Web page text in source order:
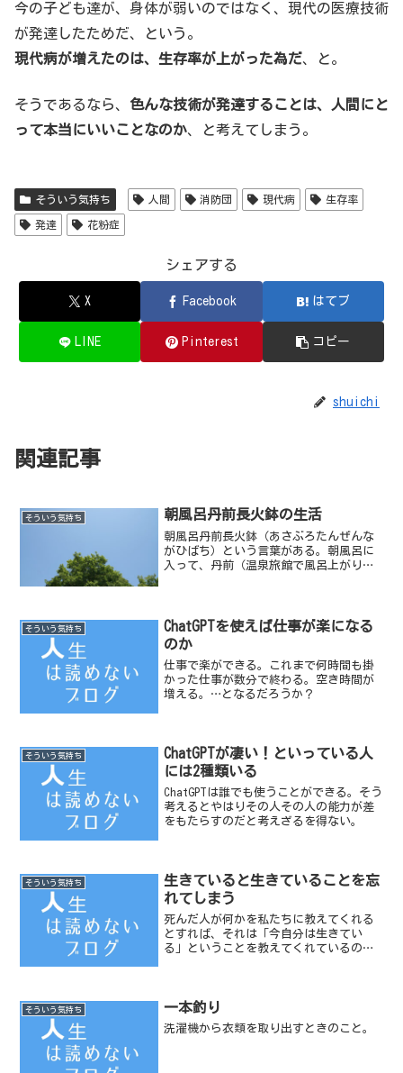
今の子ども達が、身体が弱いのではなく、現代の医療技術
が発達したためだ、という。
現代病が増えたのは、生存率が上がった為だ、と。
そうであるなら、 色んな技術が発達することは、人間にと
って本当にいいことなのか、と考えてしまう。
そういう気持ち 人間 消防団 現代病 生存率
発達 花粉症
シェアする
X Facebook はてブ
LINE Pinterest コピー
shuichi
関連記事
そういう気持ち 朝風呂丹前長火鉢の生活
朝風呂丹前長火鉢（あさぶろたんぜんな
がひばち）という言葉がある。朝風呂に
入って、丹前（温泉旅館で風呂上がりに
バコをふかしてポンと吸い...
そういう気持ち
ChatGPTを使えば仕事が楽になる
のか
仕事で楽ができる。これまで何時間も掛
かった仕事が数分で終わる。空き時間が
増える。…となるだろうか？
そういう気持ち
ChatGPTが凄い！といっている人
には2種類いる
ChatGPTは誰でも使うことができる。そう
考えるとやはりその人その人の能力が差
をもたらすのだと考えざるを得ない。
そういう気持ち
生きていると生きていることを忘
れてしまう
死んだ人が何かを私たちに教えてくれる
とすれば、それは「今自分は生きてい
る」ということを教えてくれているの
そういう気持ち 一本釣り
洗濯機から衣類を取り出すときのこと。